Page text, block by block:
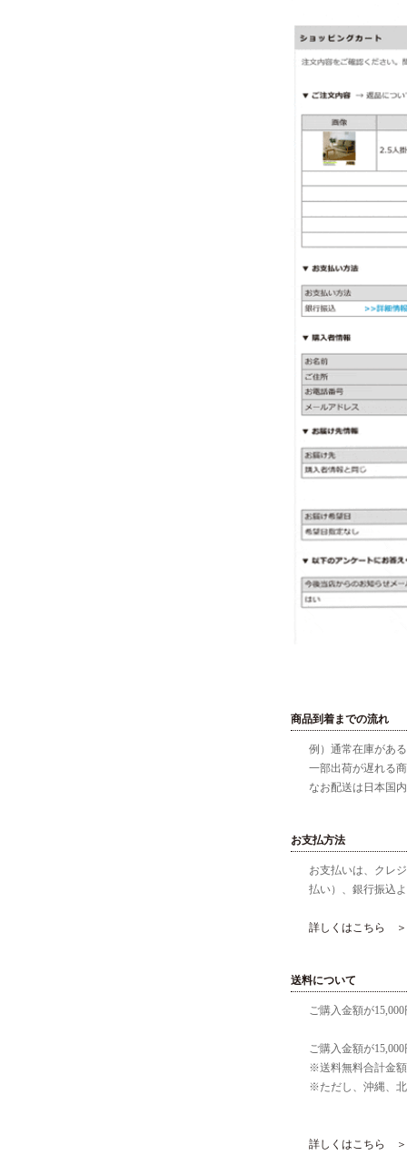
商品到着までの流れ
例）通常在庫があ
一部出荷が遅れる
なお配送は日本国
お支払方法
お支払いは、クレ
払い）、銀行振込
詳しくはこちら ＞
送料について
ご購入金額が
ご購入金額が
※送料無料合計金
※ただし、沖縄、
詳しくはこちら ＞